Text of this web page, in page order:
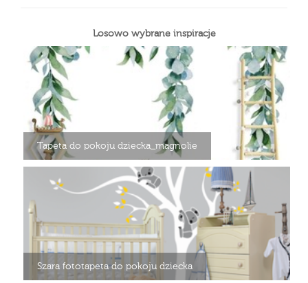
Losowo wybrane inspiracje
Tapeta do pokoju dziecka_magnolie
Szara fototapeta do pokoju dziecka